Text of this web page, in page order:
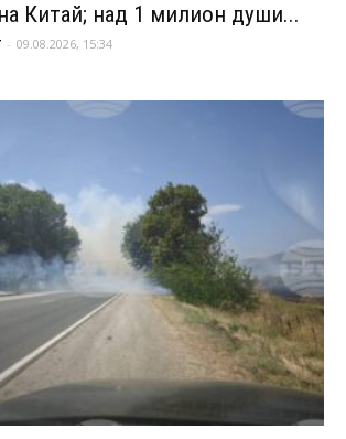
Китай; над 1 милион души...
- 09.08.2026, 15:34